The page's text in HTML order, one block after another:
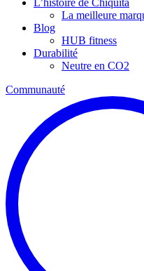
L’histoire de Chiquita
La meilleure
Blog
HUB fitness
Durabilité
Neutre en CO2
Communauté